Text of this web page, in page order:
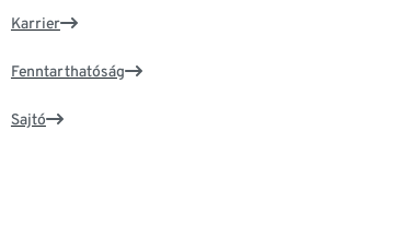
Karrier
Fenntarthatóság
Sajtó